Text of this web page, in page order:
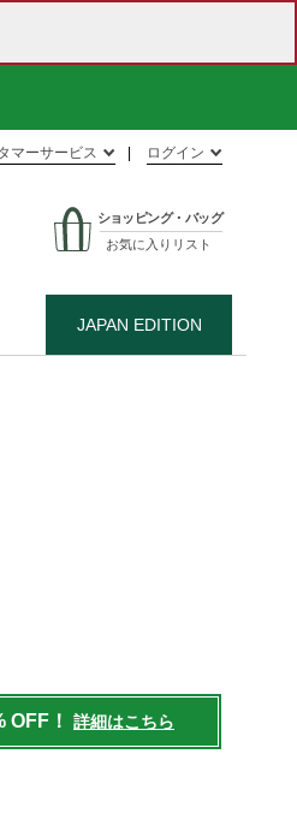
マーサービス ログイン
ショッピング・バッグ
お気に入りリスト
JAPAN EDITION
OFF！ 詳細はこちら